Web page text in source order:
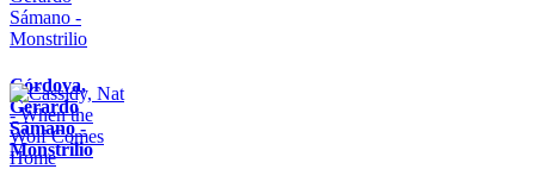
Córdova,
Gerardo
Sámano -
Monstrilio